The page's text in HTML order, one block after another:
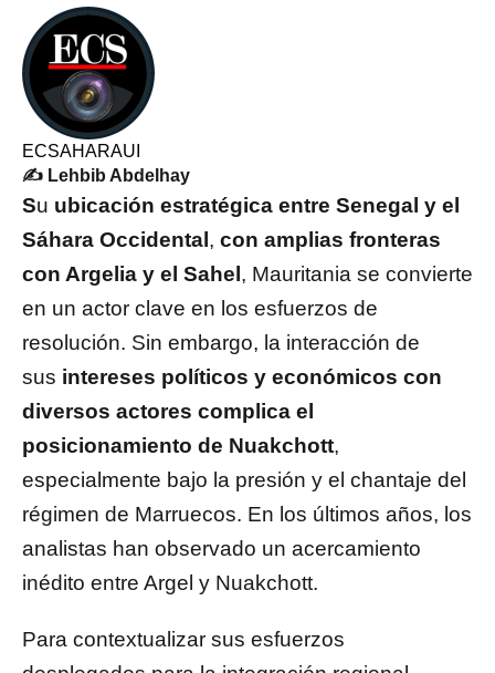
ECSAHARAUI
✍️ Lehbib Abdelhay
Su ubicación estratégica entre Senegal y el
Sáhara Occidental, con amplias fronteras
con Argelia y el Sahel, Mauritania se convierte
en un actor clave en los esfuerzos de
resolución. Sin embargo, la interacción de
sus intereses políticos y económicos con
diversos actores complica el
posicionamiento de Nuakchott,
especialmente bajo la presión y el chantaje del
régimen de Marruecos. En los últimos años, los
analistas han observado un acercamiento
inédito entre Argel y Nuakchott.
Para contextualizar sus esfuerzos